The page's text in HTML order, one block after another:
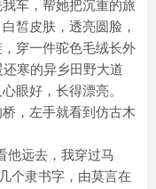
车，帮她把沉重的旅
皙皮肤，透亮圆脸，
穿一件驼色毛绒长外
寒的异乡田野大道
眼好，长得漂亮。
，左手就看到仿古木
他远去，我穿过马
个隶书字，由莫言在